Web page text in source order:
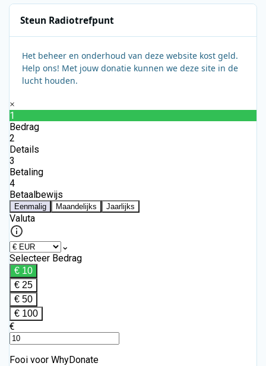
Steun Radiotrefpunt
Het beheer en onderhoud van deze website kost geld.
Help ons! Met jouw donatie kunnen we deze site in de
lucht houden.